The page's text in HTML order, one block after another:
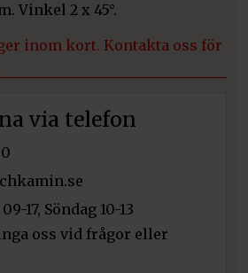
Vinkel 2 x 45°.
inom kort. Kontakta oss för
via telefon
17, Söndag 10-13
oss vid frågor eller